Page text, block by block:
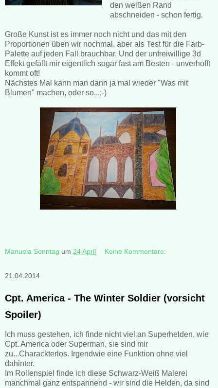
den weißen Rand
abschneiden - schon fertig.
Große Kunst ist es immer noch nicht und das mit den
Proportionen üben wir nochmal, aber als Test für die Farb-
Palette auf jeden Fall brauchbar. Und der unfreiwillige 3d
Effekt gefällt mir eigentlich sogar fast am Besten - unverhofft
kommt oft!
Nächstes Mal kann man dann ja mal wieder "Was mit
Blumen" machen, oder so...;-)
Manuela Sonntag um 24 April Keine Kommentare:
21.04.2014
Cpt. America - The Winter Soldier (vorsicht
Spoiler)
Ich muss gestehen, ich finde nicht viel an Superhelden, wie
Cpt. America oder Superman, sie sind mir
zu...Charackterlos. Irgendwie eine Funktion ohne viel
dahinter.
Im Rollenspiel finde ich diese Schwarz-Weiß Malerei
manchmal ganz entspannend - wir sind die Helden, da sind